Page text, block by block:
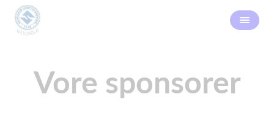
Vore sponsorer